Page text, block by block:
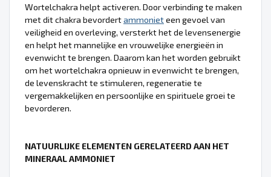
Wortelchakra helpt activeren. Door verbinding te maken
met dit chakra bevordertammonieteen gevoel van
veiligheid en overleving, versterkt het de levensenergie
en helpt het mannelijke en vrouwelijke energieën in
evenwicht te brengen. Daarom kan het worden gebruikt
om het wortelchakra opnieuw in evenwicht te brengen,
de levenskracht te stimuleren, regeneratie te
vergemakkelijken en persoonlijke en spirituele groei te
bevorderen.
NATUURLIJKE ELEMENTEN GERELATEERD AAN HET
MINERAAL AMMONIET